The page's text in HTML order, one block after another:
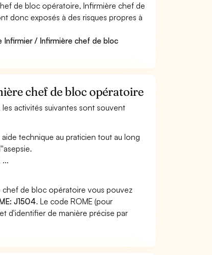
de bloc opératoire, Infirmière chef de
donc exposés à des risques propres à
Infirmier / Infirmière chef de bloc
chef de bloc opératoire
activités suivantes sont souvent
technique au praticien tout au long
de bloc opératoire vous pouvez
J1504. Le code ROME (pour
d'identifier de manière précise par